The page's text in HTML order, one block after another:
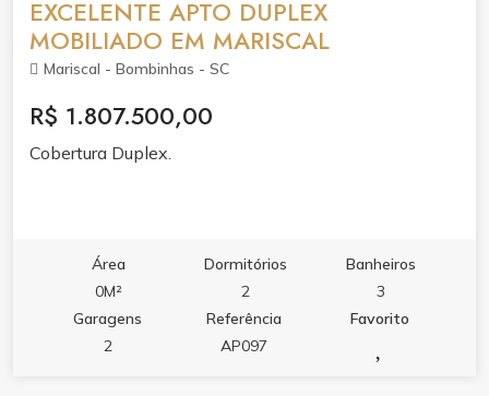
EXCELENTE APTO DUPLEX
MOBILIADO EM MARISCAL
Mariscal - Bombinhas - SC
R$ 1.807.500,00
Cobertura Duplex.
Área
0M²
Dormitórios
2
Banheiros
3
Garagens
2
Referência
AP097
Favorito